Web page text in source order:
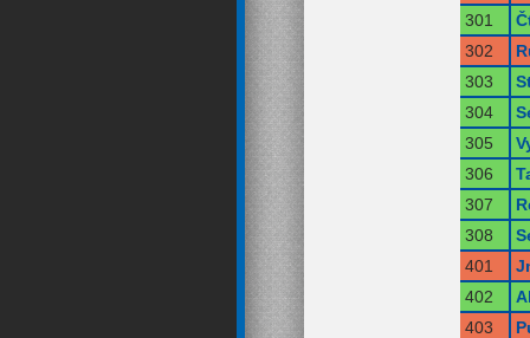
301
302
303
304
305
306
307
308
401
402
403